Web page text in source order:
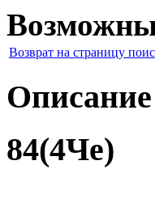
Возврат на страницу
84(4Че)